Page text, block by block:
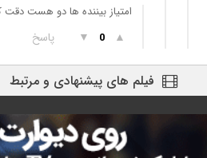
امتیاز بیننده ها دو هست
▲
0
▼ پاسخ
فیلم های پیشنهادی و مرتبط